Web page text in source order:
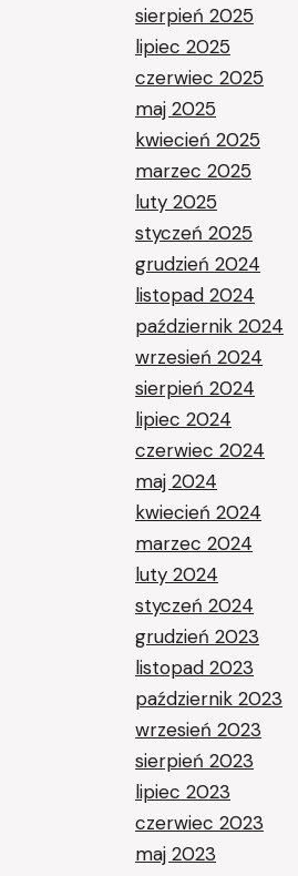
sierpień 2025
lipiec 2025
czerwiec 2025
maj 2025
kwiecień 2025
marzec 2025
luty 2025
styczeń 2025
grudzień 2024
listopad 2024
październik 2024
wrzesień 2024
sierpień 2024
lipiec 2024
czerwiec 2024
maj 2024
kwiecień 2024
marzec 2024
luty 2024
styczeń 2024
grudzień 2023
listopad 2023
październik 2023
wrzesień 2023
sierpień 2023
lipiec 2023
czerwiec 2023
maj 2023